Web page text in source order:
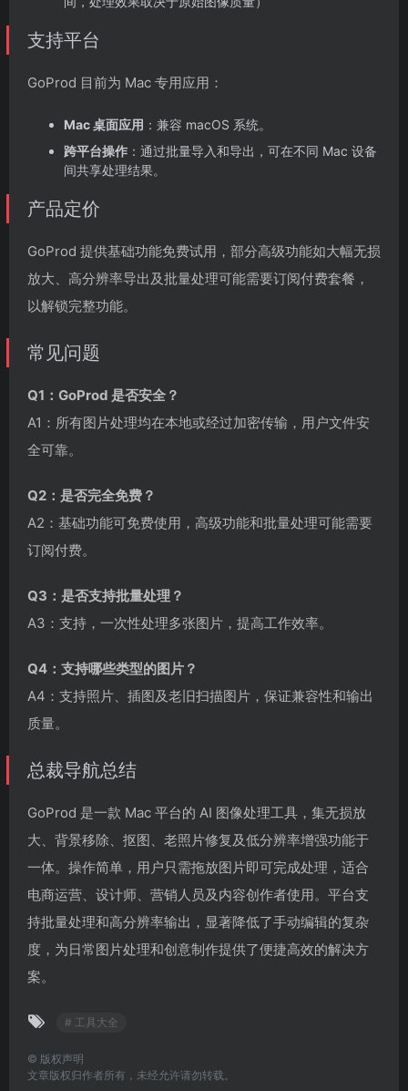
支持平台
GoProd 目前为 Mac 专用应用：
Mac 桌面应用 ：兼容 macOS 系统。
跨平台操作 ：通过批量导入和导出，可在不同 Mac 设备
间共享处理结果。
产品定价
GoProd 提供基础功能免费试用，部分高级功能如大幅无损
放大、高分辨率导出及批量处理可能需要订阅付费套餐，
以解锁完整功能。
常见问题
Q1：GoProd 是否安全？
A1：所有图片处理均在本地或经过加密传输，用户文件安
全可靠。
Q2：是否完全免费？
A2：基础功能可免费使用，高级功能和批量处理可能需要
订阅付费。
Q3：是否支持批量处理？
A3：支持，一次性处理多张图片，提高工作效率。
Q4：支持哪些类型的图片？
A4：支持照片、插图及老旧扫描图片，保证兼容性和输出
质量。
总裁导航总结
GoProd 是一款 Mac 平台的 AI 图像处理工具，集无损放
大、背景移除、抠图、老照片修复及低分辨率增强功能于
一体。操作简单，用户只需拖放图片即可完成处理，适合
电商运营、设计师、营销人员及内容创作者使用。平台支
持批量处理和高分辨率输出，显著降低了手动编辑的复杂
度，为日常图片处理和创意制作提供了便捷高效的解决方
案。
# 工具大全
© 版权声明
文章版权归作者所有，未经允许请勿转载。